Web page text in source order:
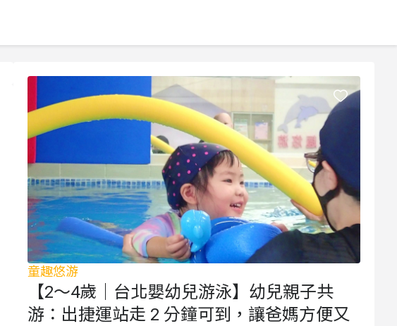
童趣悠游
【2～4歲｜台北嬰幼兒游泳】幼兒親子共
游：出捷運站走 2 分鐘可到，讓爸媽方便又